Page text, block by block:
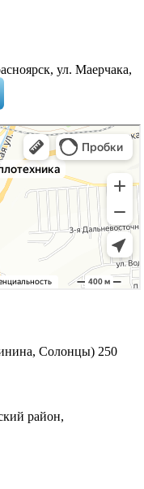
ул. Маерчака,
Солонцы) 250
район,